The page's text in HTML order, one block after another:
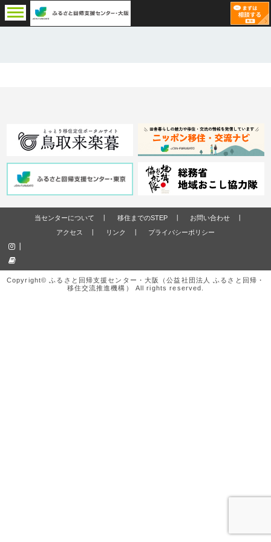
当センターについて 移住までのSTEP
お問い合わせ
アクセス
リンク プライバシーポリシー
Copyright© ふるさと回帰支援センター・大阪（公益社団法人 ふるさと回帰・
移住交流推進機構） All rights reserved.